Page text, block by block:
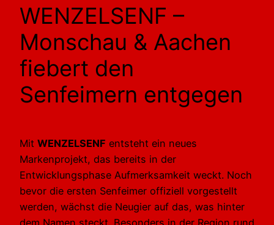
WENZELSENF –
Monschau & Aachen
fiebert den
Senfeimern entgegen
Mit WENZELSENF entsteht ein neues
Markenprojekt, das bereits in der
Entwicklungsphase Aufmerksamkeit weckt. Noch
bevor die ersten Senfeimer offiziell vorgestellt
werden, wächst die Neugier auf das, was hinter